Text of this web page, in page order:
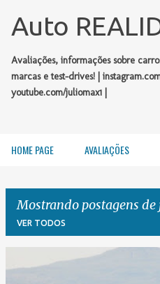
Pular para o
Auto
Avaliações, informações sobre
marcas e test-drives! |
youtube.com/juliomax1 |
HOME PAGE AVALIAÇÕES
Mostrando postagens de
VER TODOS
P